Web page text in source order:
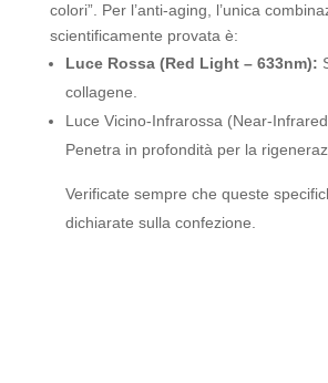
colori”. Per l’anti-aging, l’unica
scientificamente provata è:
Luce Rossa (Red Light – 633nm):
collagene.
Luce Vicino-Infrarossa (Near-
Penetra in profondità per la
Verificate sempre che queste
dichiarate sulla confezione.